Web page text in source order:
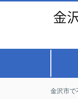
金沢市で